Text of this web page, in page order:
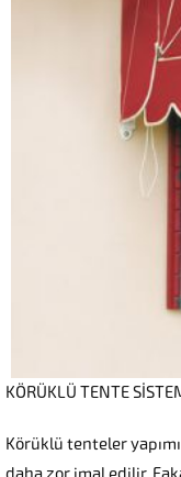
KÖRÜKLÜ TENTE
Körüklü tenteler